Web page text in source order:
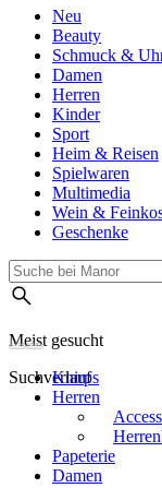
Neu
Beauty
Schmuck &
Damen
Herren
Kinder
Sport
Heim & Reisen
Spielwaren
Multimedia
Wein &
Geschenke
Meist gesucht
Suchverlauf
Knirps
Herren
Papeterie
Damen